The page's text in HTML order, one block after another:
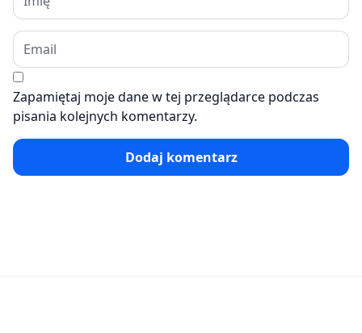
Zapamiętaj moje dane w tej przeglądarce podczas
pisania kolejnych komentarzy.
Dodaj komentarz